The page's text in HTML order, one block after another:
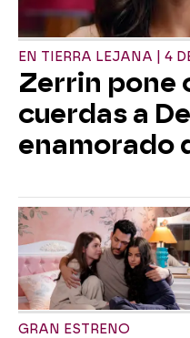
EN TIERRA LEJANA | 4
Zerrin pone
cuerdas a
enamorado
GRAN ESTRENO